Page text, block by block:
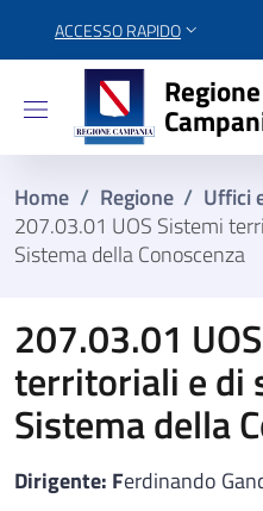
ACCESSO RAPIDO
Regione
Home / Regione / Uffici
207.03.01 UOS Sistemi
Sistema della Conoscenza
207.03.01
territoriali e di
Sistema della
Dirigente: Ferdinando